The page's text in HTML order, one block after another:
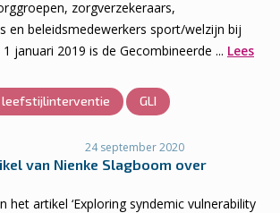
zorgverzekeraars,
en beleidsmedewerkers sport/welzijn bij
januari 2019 is de Gecombineerde ... Lees
leefstijlinterventie GLI
24 september 2020
van Nienke Slagboom over
het artikel ‘Exploring syndemic vulnerability